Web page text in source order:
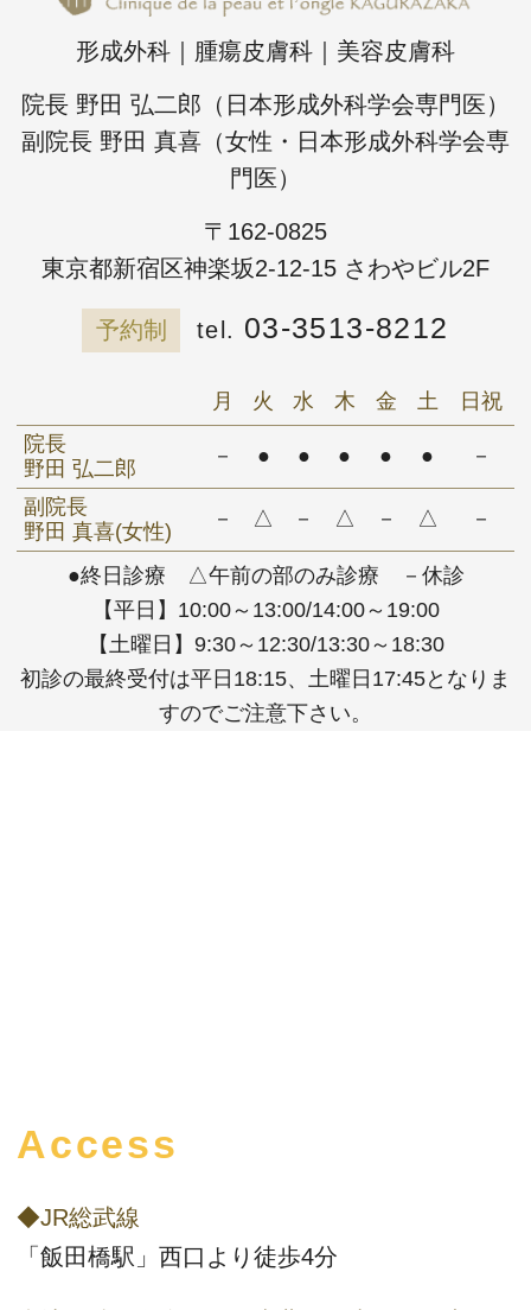
形成外科｜腫瘍皮膚科｜美容皮膚科
院長 野田 弘二郎（日本形成外科学会専門医）
副院長 野田 真喜（女性・日本形成外科学会専
門医）
〒162-0825
東京都新宿区神楽坂2-12-15 さわやビル2F
予約制 03-3513-8212
●終日診療 △午前の部のみ診療 －休診
【平日】10:00～13:00/14:00～19:00
【土曜日】9:30～12:30/13:30～18:30
初診の最終受付は平日18:15、土曜日17:45となりま
すのでご注意下さい。
月 火 水 木 金 土
日祝
院長
野田 弘二郎
－ ● ● ● ● ● －
副院長
野田 真喜(女性)
－ △ － △ － △ －
Access
◆JR総武線
「飯田橋駅」西口より徒歩4分